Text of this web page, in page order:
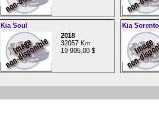
Kia Soul
2018
32057 Km
19 995,00 $
Kia Sorento